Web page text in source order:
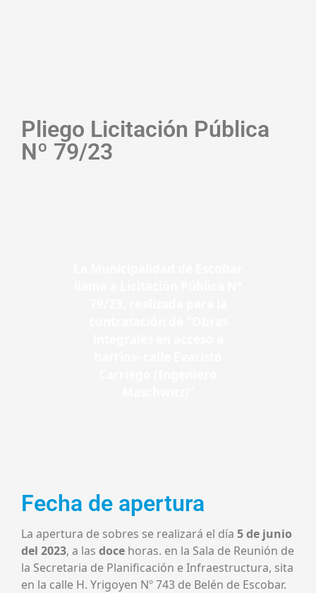
Pliego Licitación Pública
Nº 79/23
Fecha de apertura
La apertura de sobres se realizará el día 5 de junio
del 2023, a las doce horas. en la Sala de Reunión de
la Secretaria de Planificación e Infraestructura, sita
en la calle H. Yrigoyen Nº 743 de Belén de Escobar.